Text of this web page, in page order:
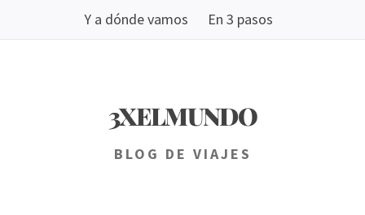
Y a dónde vamos En 3 pasos
3XELMUNDO
BLOG DE VIAJES